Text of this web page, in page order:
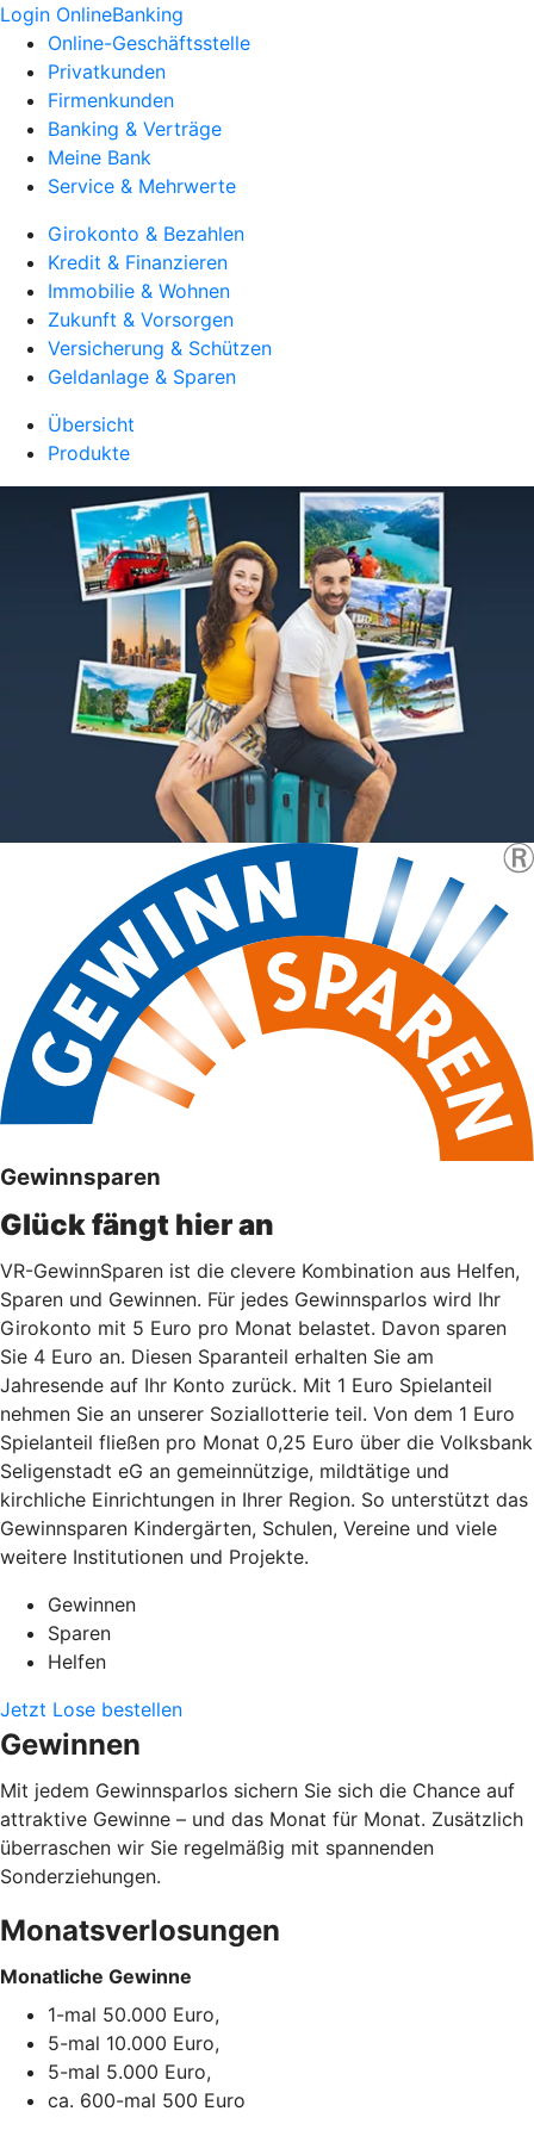
Login OnlineBanking
Online-Geschäftsstelle
Privatkunden
Firmenkunden
Banking & Verträge
Meine Bank
Service & Mehrwerte
Girokonto & Bezahlen
Kredit & Finanzieren
Immobilie & Wohnen
Zukunft & Vorsorgen
Versicherung & Schützen
Geldanlage & Sparen
Übersicht
Produkte
Gewinnsparen
Glück fängt hier an
VR-GewinnSparen ist die clevere Kombination aus Helfen,
Sparen und Gewinnen. Für jedes Gewinnsparlos wird Ihr
Girokonto mit 5 Euro pro Monat belastet. Davon sparen
Sie 4 Euro an. Diesen Sparanteil erhalten Sie am
Jahresende auf Ihr Konto zurück. Mit 1 Euro Spielanteil
nehmen Sie an unserer Soziallotterie teil. Von dem 1 Euro
Spielanteil fließen pro Monat 0,25 Euro über die Volksbank
Seligenstadt eG an gemeinnützige, mildtätige und
kirchliche Einrichtungen in Ihrer Region. So unterstützt das
Gewinnsparen Kindergärten, Schulen, Vereine und viele
weitere Institutionen und Projekte.
Gewinnen
Sparen
Helfen
Jetzt Lose bestellen
Gewinnen
Mit jedem Gewinnsparlos sichern Sie sich die Chance auf
attraktive Gewinne – und das Monat für Monat. Zusätzlich
überraschen wir Sie regelmäßig mit spannenden
Sonderziehungen.
Monatsverlosungen
Monatliche Gewinne
1-mal 50.000 Euro,
5-mal 10.000 Euro,
5-mal 5.000 Euro,
ca. 600-mal 500 Euro